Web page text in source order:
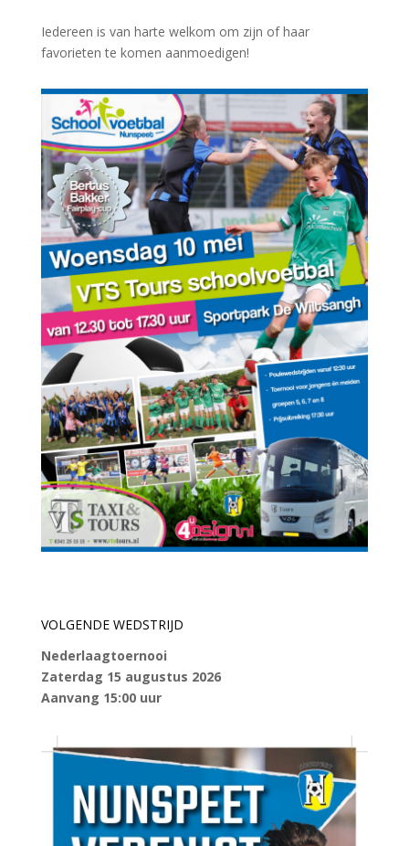
Iedereen is van harte welkom om zijn of haar
favorieten te komen aanmoedigen!
VOLGENDE WEDSTRIJD
Nederlaagtoernooi
Zaterdag 15 augustus 2026
Aanvang 15:00 uur